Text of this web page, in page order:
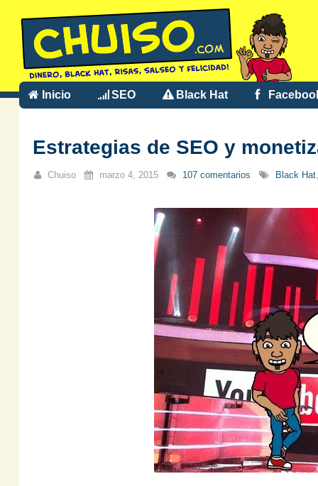
Inicio SEO Black Hat
Estrategias de SEO y
Chuiso marzo 4, 2015 107 comentarios Black Hat